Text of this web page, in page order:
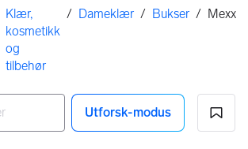
Klær,
kosmetikk
og
tilbehør
/ Dameklær / Bukser / Mexx
Utforsk-modus